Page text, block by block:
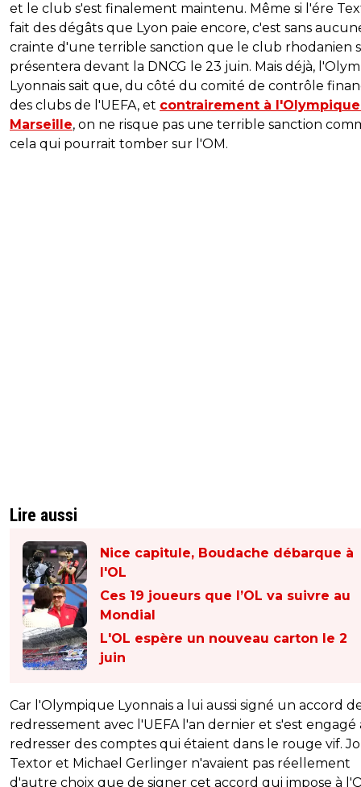
et le club s'est finalement maintenu. Même si l'ére
fait des dégâts que Lyon paie encore, c'est sans
crainte d'une terrible sanction que le club rhodanien
présentera devant la DNCG le 23 juin. Mais déjà,
Lyonnais sait que, du côté du comité de contrôle
des clubs de l'UEFA, et contrairement à
Marseille, on ne risque pas une terrible sanction
cela qui pourrait tomber sur l'OM.
Lire aussi
Nice capitule, Boudache débarque à
l'OL
Ces 19 joueurs que l’OL va suivre au
Mondial
L'OL espère un nouveau carton le 2
juin
Car l'Olympique Lyonnais a lui aussi signé un accord
redressement avec l'UEFA l'an dernier et s'est engagé
redresser des comptes qui étaient dans le rouge vif.
Textor et Michael Gerlinger n'avaient pas réellement
d'autre choix que de signer cet accord qui impose à